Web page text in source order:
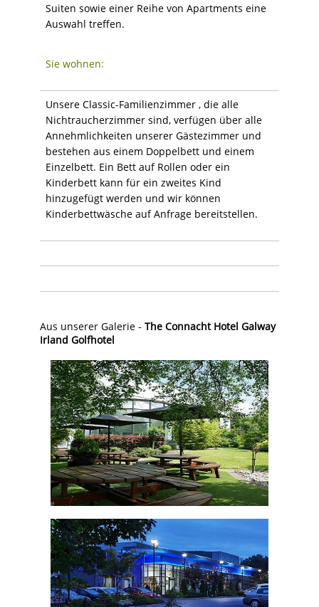
Suiten sowie einer Reihe von Apartments eine
Auswahl treffen.
Sie wohnen:
Unsere Classic-Familienzimmer , die alle
Nichtraucherzimmer sind, verfügen über alle
Annehmlichkeiten unserer Gästezimmer und
bestehen aus einem Doppelbett und einem
Einzelbett. Ein Bett auf Rollen oder ein
Kinderbett kann für ein zweites Kind
hinzugefügt werden und wir können
Kinderbettwäsche auf Anfrage bereitstellen.
Aus unserer Galerie - The Connacht Hotel Galway
Irland Golfhotel